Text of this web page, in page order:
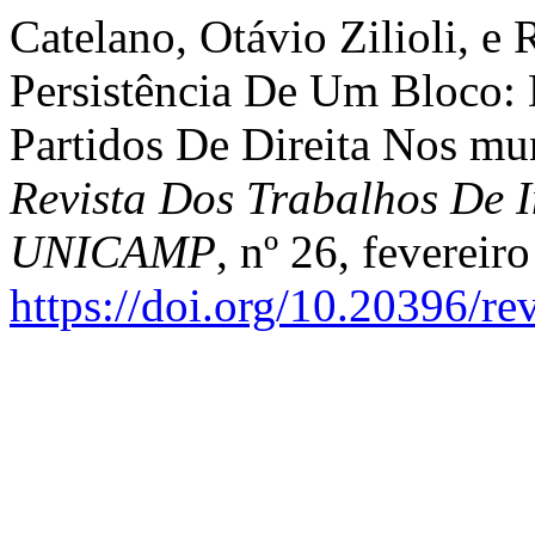
Catelano, Otávio Zilioli, e
Persistência De Um Bloco:
Partidos De Direita Nos
Revista Dos Trabalhos
UNICAMP, nº 26,
https://doi.org/10.20396/